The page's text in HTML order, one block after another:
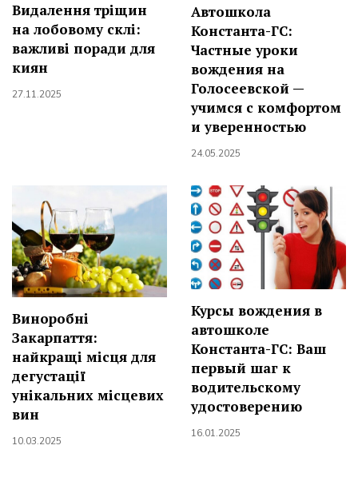
Видалення тріщин
на лобовому склі:
важливі поради для
киян
27.11.2025
Автошкола
Константа-ГС:
Частные уроки
вождения на
Голосеевской —
учимся с комфортом
и уверенностью
24.05.2025
Виноробні
Закарпаття:
найкращі місця для
дегустації
унікальних місцевих
вин
10.03.2025
Курсы вождения в
автошколе
Константа-ГС: Ваш
первый шаг к
водительскому
удостоверению
16.01.2025